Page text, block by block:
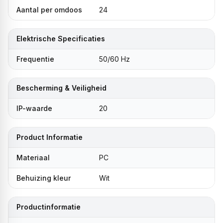
Aantal per omdoos 24
Elektrische Specificaties
Frequentie 50/60 Hz
Bescherming & Veiligheid
IP-waarde 20
Product Informatie
Materiaal PC
Behuizing kleur Wit
Productinformatie